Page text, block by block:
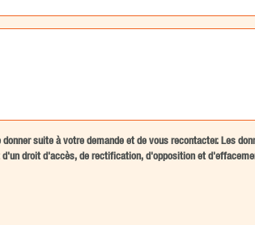
suite à votre demande et de vous recontacter. Les
d'un droit d'accès, de rectification, d'opposition et